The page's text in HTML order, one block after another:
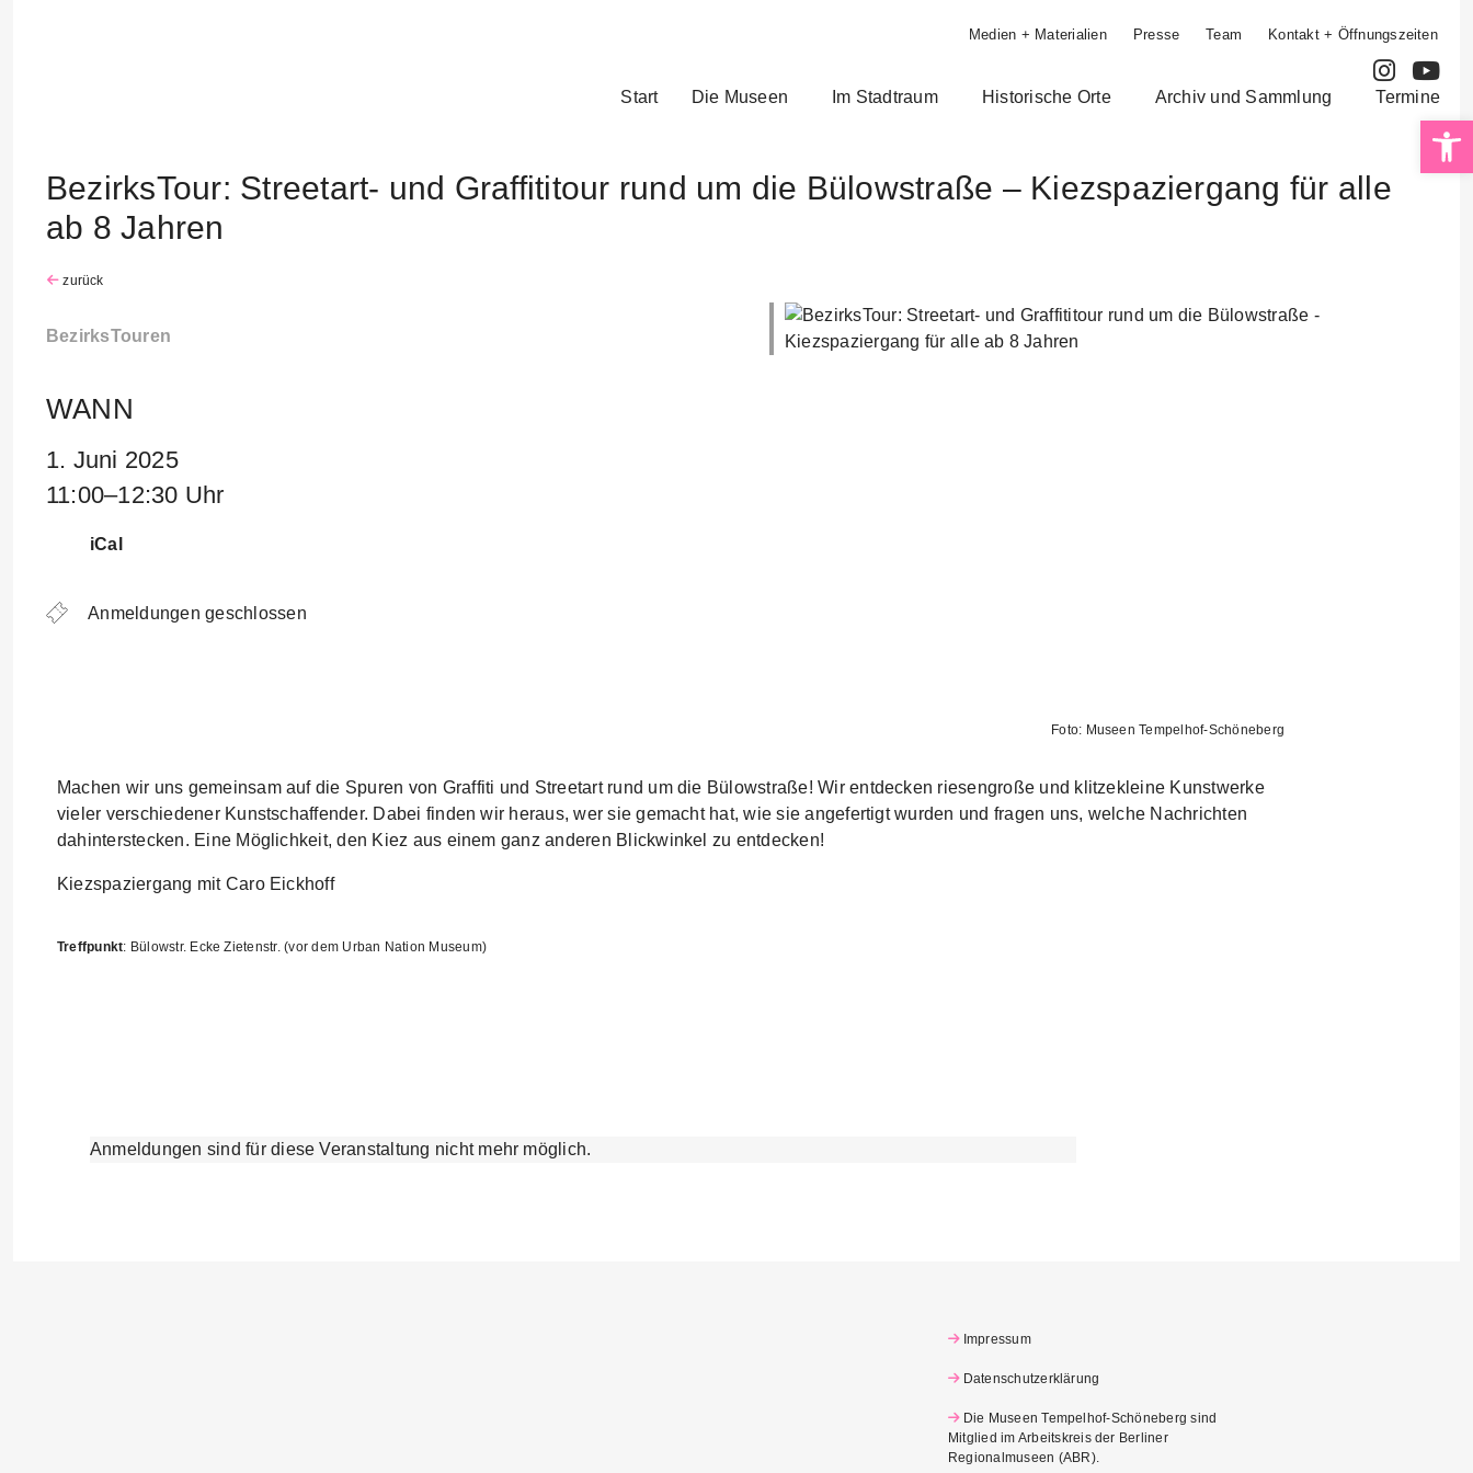
Medien + Materialien Presse Team Kontakt + Öffnungszeiten
Start Die Museen Im Stadtraum Historische Orte Archiv und Sammlung Termine
BezirksTour: Streetart- und Graffititour rund um die Bülowstraße – Kiezspaziergang für alle
ab 8 Jahren
zurück
BezirksTouren
WANN
1. Juni 2025
11:00–12:30 Uhr
iCal
Anmeldungen geschlossen
Foto: Museen Tempelhof-Schöneberg
Machen wir uns gemeinsam auf die Spuren von Graffiti und Streetart rund um die Bülowstraße! Wir entdecken riesengroße und klitzekleine Kunstwerke
vieler verschiedener Kunstschaffender. Dabei finden wir heraus, wer sie gemacht hat, wie sie angefertigt wurden und fragen uns, welche Nachrichten
dahinterstecken. Eine Möglichkeit, den Kiez aus einem ganz anderen Blickwinkel zu entdecken!
Kiezspaziergang mit Caro Eickhoff
Treffpunkt: Bülowstr. Ecke Zietenstr. (vor dem Urban Nation Museum)
Anmeldungen sind für diese Veranstaltung nicht mehr möglich.
Impressum
Datenschutzerklärung
Die Museen Tempelhof-Schöneberg sind
Mitglied im Arbeitskreis der Berliner
Regionalmuseen (ABR).